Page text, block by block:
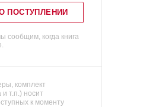
ПОСТУПЛЕНИИ
сообщим, когда книга
комплект
и т.п.) носит
к моменту